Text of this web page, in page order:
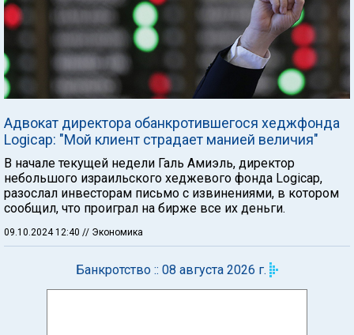
Адвокат директора обанкротившегося хеджфонда
Logicap: "Мой клиент страдает манией величия"
В начале текущей недели Галь Амиэль, директор
небольшого израильского хеджевого фонда Logicap,
разослал инвесторам письмо с извинениями, в котором
сообщил, что проиграл на бирже все их деньги.
09.10.2024 12:40 // Экономика
Банкротство :: 08 августа 2026 г.